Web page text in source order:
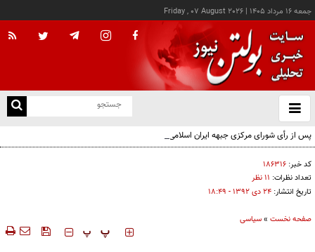
جمعه ۱۶ مرداد ۱۴۰۵ |
Friday , 07 August 2026
باز
و
پس از رأی شورای مرکزی جبهه ایران اسلامی؛ اعضای حقیقی و حقوقی دفتر سیاسی مشخص
شدند
کد خبر: ۱۸۶۳۱۶
تعداد نظرات: ۱۱ نظر
تاریخ انتشار: ۲۴ دی ۱۳۹۲ - ۱۸:۴۹
صفحه نخست »سیاسی
‍‍‍ پ پ